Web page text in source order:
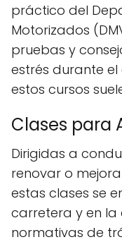
práctico del
Motorizados
pruebas y
estrés durante el
estos cursos
Clases para
Dirigidas a
renovar o
estas clases se
carretera y en
normativas de